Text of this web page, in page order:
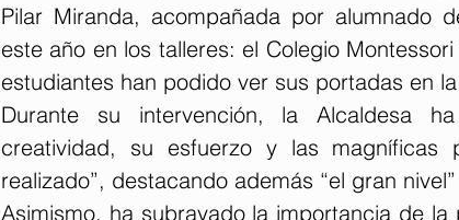
Pilar Miranda, acompañada por alumnado
este año en los talleres: el Colegio
estudiantes han podido ver sus portadas en
Durante su intervención, la Alcaldesa
creatividad, su esfuerzo y las magníficas
realizado”, destacando además “el gran
Asimismo, ha subrayado la importancia de